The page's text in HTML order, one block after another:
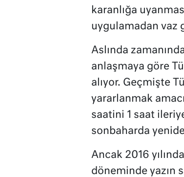
karanlığa
uygulamadan vaz
Aslında
anlaşmaya göre
alıyor. Geçmişte
yararlanmak
saatini 1 saat
sonbaharda
Ancak 2016
döneminde yazın